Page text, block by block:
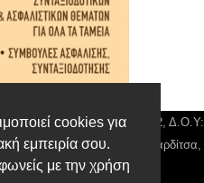
cookies για
εμπειρία σου.
με την χρήση
Orion Media, ΑΦΜ: 043750542, Δ.Ο.Υ:
νση: Διάκου 10 τ.κ 43132 Καρδίτσα,
news@karditsanews.gr.